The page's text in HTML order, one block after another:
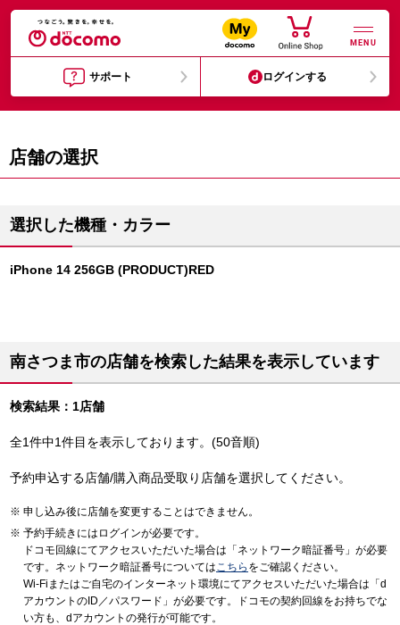
MENU
サポート ログインする
店舗の選択
選択した機種・カラー
iPhone 14 256GB (PRODUCT)RED
南さつま市の店舗を検索した結果を表示しています
検索結果：1店舗
全1件中1件目を表示しております。(50音順)
予約申込する店舗/購入商品受取り店舗を選択してください。
申し込み後に店舗を変更することはできません。
予約手続きにはログインが必要です。
ドコモ回線にてアクセスいただいた場合は「ネットワーク暗証番号」が必要
です。ネットワーク暗証番号についてはこちら をご確認ください。
Wi-Fiまたはご自宅のインターネット環境にてアクセスいただいた場合は「d
アカウントのID／パスワード」が必要です。ドコモの契約回線をお持ちでな
い方も、dアカウントの発行が可能です。